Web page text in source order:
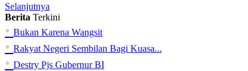
Selanjutnya
Berita Terkini
• Bukan Karena Wangsit
• Rakyat Negeri Sembilan Bagi Kuasa...
• Destry Pjs Gubernur BI